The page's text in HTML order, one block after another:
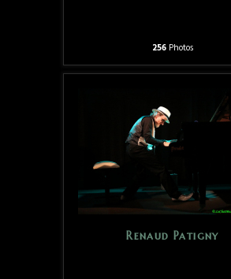
256 Photos
Renaud Patigny